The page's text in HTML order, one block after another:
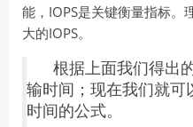
能，IOPS是关键衡量指标。
大的IOPS。
根据上面我们得出
输时间；现在我们就可
时间的公式。